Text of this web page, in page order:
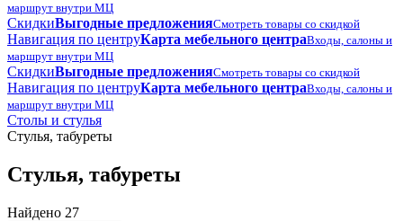
маршрут внутри МЦ
СкидкиВыгодные предложенияСмотреть товары со скидкой
Навигация по центруКарта мебельного центраВходы, салоны и
маршрут внутри МЦ
СкидкиВыгодные предложенияСмотреть товары со скидкой
Навигация по центруКарта мебельного центраВходы, салоны и
маршрут внутри МЦ
Столы и стулья
Стулья, табуреты
Стулья, табуреты
Найдено 27